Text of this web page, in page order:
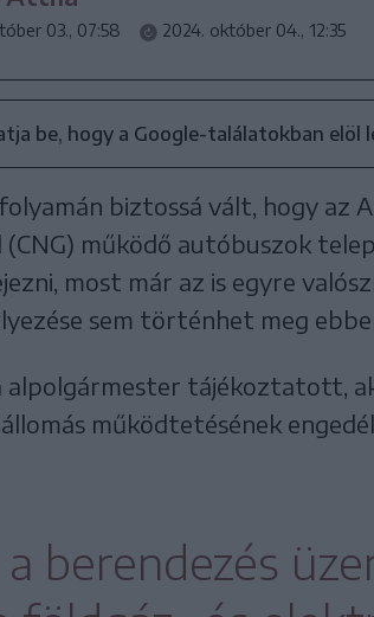
03., 07:58 2024. október 04., 12:35
be, hogy a Google-találatokban elöl
biztossá vált, hogy az
működő autóbuszok
most már az is egyre
sem történhet meg
alpolgármester tájékoztatott,
működtetésének
berendezés